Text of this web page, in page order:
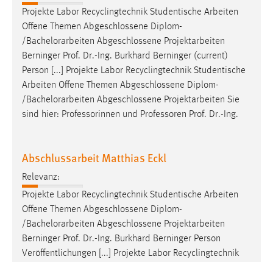
Projekte Labor Recyclingtechnik Studentische Arbeiten
Offene Themen Abgeschlossene Diplom-
/Bachelorarbeiten Abgeschlossene Projektarbeiten
Berninger Prof. Dr.-Ing. Burkhard Berninger (current)
Person [...] Projekte Labor Recyclingtechnik Studentische
Arbeiten Offene Themen Abgeschlossene Diplom-
/Bachelorarbeiten Abgeschlossene Projektarbeiten Sie
sind hier: Professorinnen und Professoren Prof. Dr.-Ing.
Abschlussarbeit Matthias Eckl
Relevanz:
Projekte Labor Recyclingtechnik Studentische Arbeiten
Offene Themen Abgeschlossene Diplom-
/ Bachelorarbeiten Abgeschlossene Projektarbeiten
Berninger Prof. Dr.-Ing. Burkhard Berninger Person
Veröffentlichungen [...] Projekte Labor Recyclingtechnik